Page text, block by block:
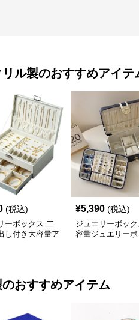
リル製のおすすめアイテ
(税込)
ーボックス 二
し付き大容量ア
¥5,390 (税込)
ジュエリーボッ
容量ジュエリー
のおすすめアイテム